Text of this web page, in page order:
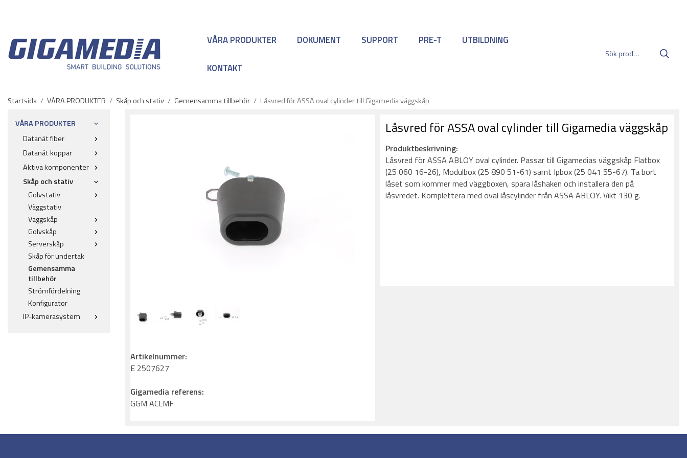
VÅRA PRODUKTER DOKUMENT SUPPORT PRE-T UTBILDNING
KONTAKT
Startsida / VÅRA PRODUKTER / Skåp och stativ / Gemensamma tillbehör / Låsvred för ASSA oval cylinder till Gigamedia väggskåp
VÅRA PRODUKTER
Datanät fiber
Datanät koppar
Aktiva komponenter
Skåp och stativ
Golvstativ
Väggstativ
Väggskåp
Golvskåp
Serverskåp
Skåp för undertak
Gemensamma
tillbehör
Strömfördelning
Konfigurator
IP-kamerasystem
Låsvred för ASSA oval cylinder till Gigamedia väggskåp
Produktbeskrivning:
Låsvred för ASSA ABLOY oval cylinder. Passar till Gigamedias väggskåp Flatbox
(25 060 16-26), Modulbox (25 890 51-61) samt Ipbox (25 041 55-67). Ta bort
låset som kommer med väggboxen, spara låshaken och installera den på
låsvredet. Komplettera med oval låscylinder från ASSA ABLOY. Vikt 130 g.
Artikelnummer:
E 2507627
Gigamedia referens:
GGM ACLMF